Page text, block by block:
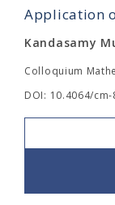
Application
Kandasamy
Colloquium
DOI: 10.4064/